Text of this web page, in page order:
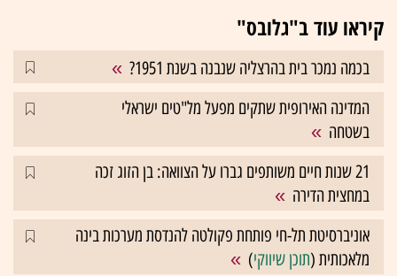
קיראו עוד ב"גלובס"
בכמה נמכר בית בהרצליה שנבנה בשנת 1951?
המדינה האירופית שתקים מפעל מל"טים ישראלי
בשטחה
21 שנות חיים משותפים גברו על הצוואה: בן הזוג זכה
במחצית הדירה
אוניברסיטת תל-חי פותחת פקולטה להנדסת מערכות בינה
מלאכותית (תוכן שיווקי)